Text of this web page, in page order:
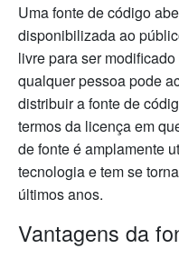
Uma fonte de código
disponibilizada ao
livre para ser
qualquer pessoa pode
distribuir a fonte de
termos da licença em
de fonte é amplamente
tecnologia e tem se
últimos anos.
Vantagens da